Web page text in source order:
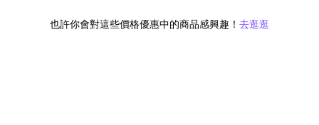
也許你會對這些價格優惠中的商品感興趣！ 去逛逛